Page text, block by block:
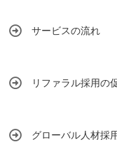
サービスの流れ
リファラル採用の
グローバル人材採